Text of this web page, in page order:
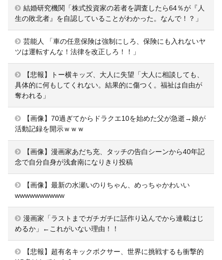
結婚研究機関「株式投資家の若者を調査したら64％が『人
生の敗北者』を自認していることがわかった。なんで！？」
芸能人 「車の任意保険は強制にしろ、保険にも入れないヤ
ツは運転すんな！法律を改正しろ！！」
【悲報】トー横キッズ、大人に失望「大人に相談しても、
具体的に何もしてくれない。結果的に傷つく。福祉は自由が
奪われる」
【画像】70過ぎてからドラクエ10を始めた父が急逝→娘が
活動記録を開示ｗｗｗ
【画像】漫画家あだち充、タッチの告白シーンから40年記
念で自分自身が浅倉南になりきり投稿
【画像】最新の水瀬いのりちゃん、めっちゃかわいい
wwwwwwwwww
漫画家「ラストまでガチガチに話作り込んでから連載はじ
めるか」←これがいない理由！！
【悲報】超有名キックボクサー、世界に挑戦するも衝撃的